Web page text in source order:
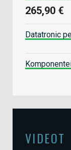
265,90 €
Datatronic
VIDEOT